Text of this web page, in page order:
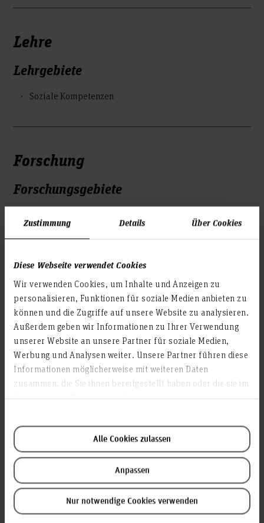
Zustimmung Details Über Cookies
Diese Webseite verwendet Cookies
Wir verwenden Cookies, um Inhalte und Anzeigen zu
personalisieren, Funktionen für soziale Medien anbieten zu
können und die Zugriffe auf unsere Website zu analysieren.
Außerdem geben wir Informationen zu Ihrer Verwendung
unserer Website an unsere Partner für soziale Medien,
Werbung und Analysen weiter. Unsere Partner führen diese
Informationen möglicherweise mit weiteren Daten
zusammen, die Sie ihnen bereitgestellt haben oder die sie im
Alle Cookies zulassen
Anpassen
Nur notwendige Cookies verwenden
Lehre
Lehrgebiete
Soziale Kompetenzen
Forschung
Forschungsgebiete
Veröffentlichungen
Veröffentlichungen
HsH Gremien
Mitglied Prüfungsausschuss HsH, F4 W&I, Abt. BWL
Weiteres